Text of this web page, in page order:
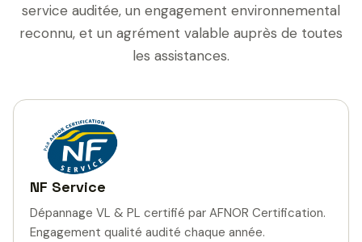
service auditée, un engagement environnemental
reconnu, et un agrément valable auprès de toutes
les assistances.
NF Service
Dépannage VL & PL certifié par AFNOR Certification.
Engagement qualité audité chaque année.